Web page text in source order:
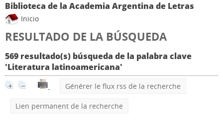
Biblioteca de la Academia Argentina de Letras
Inicio
RESULTADO DE LA BÚSQUEDA
569 resultado(s) búsqueda de la palabra clave
'Literatura latinoamericana'
Générer le flux rss de la recherche
Lien permanent de la recherche